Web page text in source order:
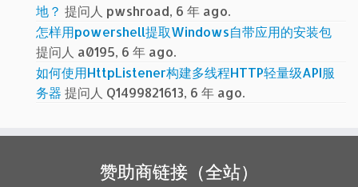
地？ 提问人 pwshroad, 6 年 ago.
怎样用powershell提取Windows自带应用的安装包
提问人 a0195, 6 年 ago.
如何使用HttpListener构建多线程HTTP轻量级API服
务器 提问人 Q1499821613, 6 年 ago.
赞助商链接（全站）